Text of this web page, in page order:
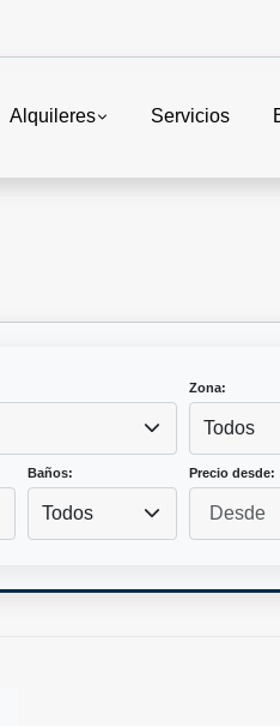
Alquileres Servicios
Zona:
Todos
Baños:
Todos
Precio desde: